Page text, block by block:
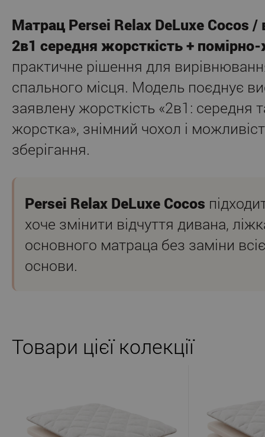
Матрац Persei Relax DeLuxe Cocos /
2в1 середня жорсткість +
практичне рішення для
спального місця. Модель поєднує
заявлену жорсткість «2в1: середня
жорстка», знімний чохол і
зберігання.
Persei Relax DeLuxe Cocos
хоче змінити відчуття дивана,
основного матраца без заміни
основи.
Товари цієї колекції